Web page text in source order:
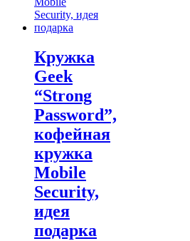
may
be
on
the
product
page
Кружка
Geek
“Strong
Password”,
кофейная
кружка
Mobile
Security,
идея
подарка